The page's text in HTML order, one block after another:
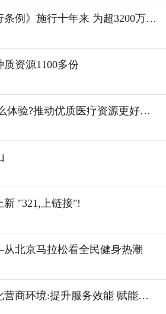
《企业信息公示暂行条例》施行十年来 为超3200万户经营主体修复信用
资源1100多份
在火车上做CT是什么体验?推动优质医疗资源更好惠及基层
"321,上链接"!
北京马拉松看全民健身热潮
广东濠江区着力优化营商环境:提升服务效能 赋能产业发展